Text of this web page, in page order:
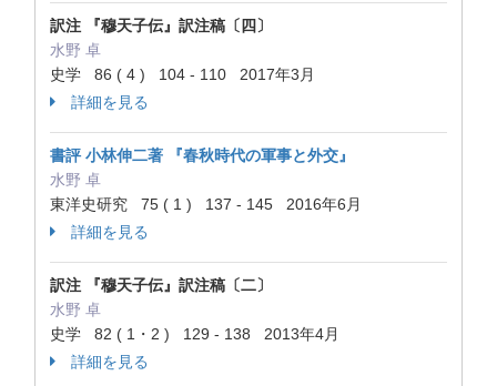
訳注 『穆天子伝』訳注稿〔四〕
水野 卓
史学 86 ( 4 ) 104 - 110 2017年3月
詳細を見る
書評 小林伸二著 『春秋時代の軍事と外交』
水野 卓
東洋史研究 75 ( 1 ) 137 - 145 2016年6月
詳細を見る
訳注 『穆天子伝』訳注稿〔二〕
水野 卓
史学 82 ( 1・2 ) 129 - 138 2013年4月
詳細を見る